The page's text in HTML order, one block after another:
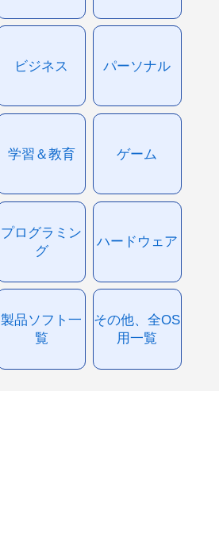
ビジネス パーソナル
学習＆教育 ゲーム
プログラミン
グ
ハードウェア
製品ソフト一
覧
その他、全OS
用一覧